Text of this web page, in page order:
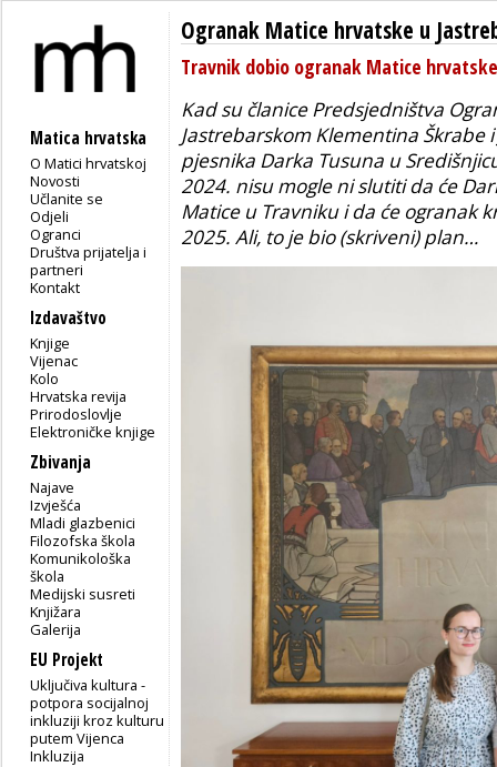
Matica hrvatska
O Matici hrvatskoj
Novosti
Učlanite se
Odjeli
Ogranci
Društva prijatelja i
partneri
Kontakt
Izdavaštvo
Knjige
Vijenac
Kolo
Hrvatska revija
Prirodoslovlje
Elektroničke knjige
Zbivanja
Najave
Izvješća
Mladi glazbenici
Filozofska škola
Komunikološka
škola
Medijski susreti
Knjižara
Galerija
EU Projekt
Uključiva kultura -
potpora socijalnoj
inkluziji kroz kulturu
putem Vijenca
Inkluzija
Ogranak Matice hrvatske u
Travnik dobio ogranak Matice
Kad su članice Predsjedništva
Jastrebarskom Klementina Škrabe
pjesnika Darka Tusuna u
2024. nisu mogle ni slutiti da će
Matice u Travniku i da će ogranak
2025. Ali, to je bio (skriveni) plan…